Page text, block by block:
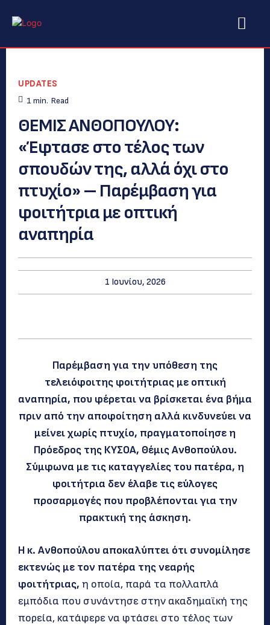
UPDATES
1 min. Read
ΘΕΜΙΣ ΑΝΘΟΠΟΥΛΟΥ:
«Έφτασε στο τέλος των
σπουδών της, αλλά όχι στο
πτυχίο» – Παρέμβαση για
φοιτήτρια με οπτική
αναπηρία
1 Ιουνίου, 2026
Παρέμβαση για την υπόθεση της
τελειόφοιτης φοιτήτριας με οπτική
αναπηρία, που φέρεται να βρίσκεται ένα βήμα
πριν από την αποφοίτηση αλλά κινδυνεύει να
μείνει χωρίς πτυχίο, πραγματοποίησε η
Πρόεδρος της ΚΥΣΟΑ, Θέμις Ανθοπούλου.
Σύμφωνα με τις καταγγελίες του πατέρα, η
φοιτήτρια δεν έλαβε τις εύλογες
προσαρμογές που προβλέπονται για την
πρακτική της άσκηση.
Η κ. Ανθοπούλου αποκαλύπτει ότι συνομίλησε
εκτενώς με τον πατέρα της νεαρής
φοιτήτριας, η οποία, παρά τα πολλαπλά
εμπόδια που συνάντησε στην ακαδημαϊκή της
πορεία, κατάφερε να φτάσει στο τέλος των